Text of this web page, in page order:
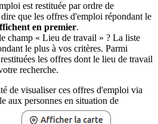
est restituée par ordre de
que les offres d'emploi répondant le
en premier.
champ « Lieu de travail » ? La liste
le plus à vos critères. Parmi
les offres dont le lieu de travail
recherche.
de visualiser ces offres d'emploi via
aux personnes en situation de